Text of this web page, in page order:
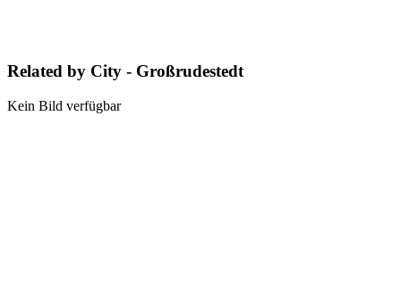
Related by City - Großrudestedt
Kein Bild verfügbar